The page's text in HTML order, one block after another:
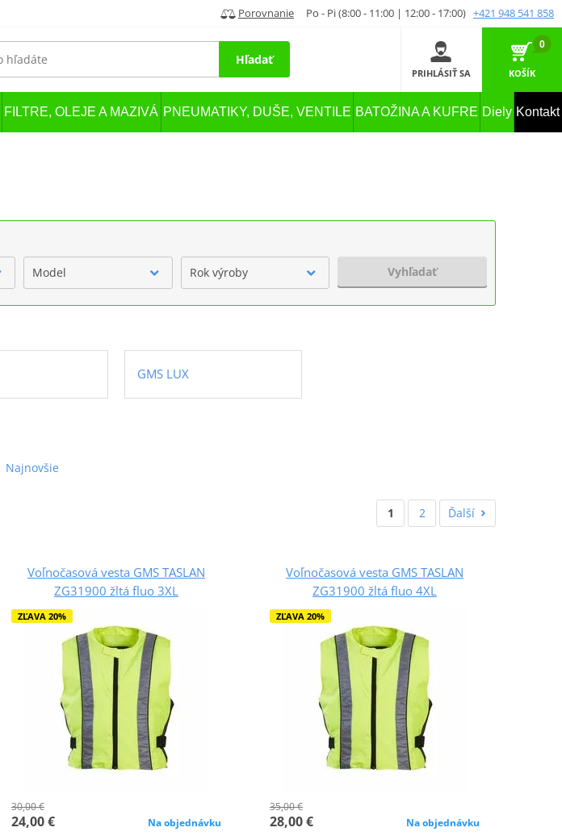
Porovnanie Po - Pi (8:00 - 11:00 | 12:00 - 17:00) +421 948 541 858
Hľadať
PRIHLÁSIŤ SA
0
KOŠÍK
FILTRE, OLEJE A MAZIVÁ PNEUMATIKY, DUŠE, VENTILE BATOŽINA A KUFRE Diely Kontakt
Model Rok výroby Vyhľadať
GMS LUX
Najnovšie
1 2 Ďalší
Voľnočasová vesta GMS TASLAN
ZG31900 žltá fluo 3XL
ZĽAVA 20%
30,00 €
24,00 € Na objednávku
Voľnočasová vesta GMS TASLAN
ZG31900 žltá fluo 4XL
ZĽAVA 20%
35,00 €
28,00 € Na objednávku